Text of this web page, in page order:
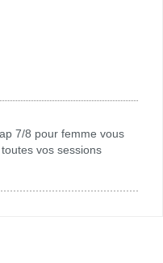
7/8 pour femme vous
vos sessions